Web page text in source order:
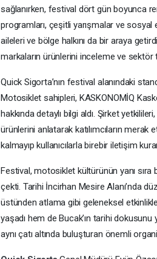
sağlanırken, festival dört gün boyunca
programları, çeşitli yarışmalar ve sosyal
aileleri ve bölge halkını da bir araya
markaların ürünlerini inceleme ve
Quick Sigorta’nın festival alanındaki
Motosiklet sahipleri, KASKONOMİQ
hakkında detaylı bilgi aldı. Şirket
ürünlerini anlatarak katılımcıların merak
kalmayıp kullanıcılarla birebir iletişim
Festival, motosiklet kültürünün yanı
çekti. Tarihi İncirhan Mesire Alanı’nda
üstünden atlama gibi geleneksel
yaşadı hem de Bucak’ın tarihi
aynı çatı altında buluşturan önemli